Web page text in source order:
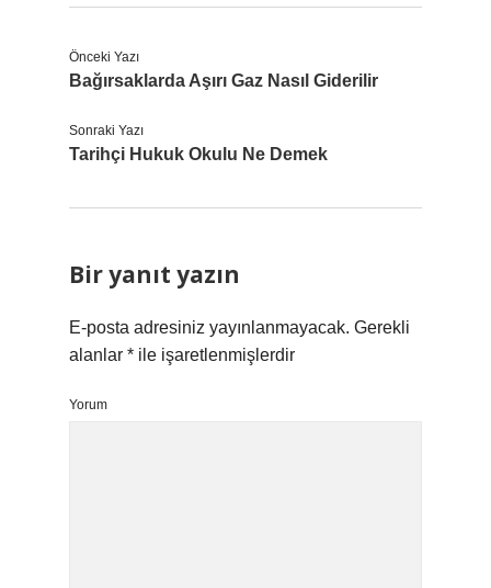
Önceki Yazı
Bağırsaklarda Aşırı Gaz Nasıl Giderilir
Sonraki Yazı
Tarihçi Hukuk Okulu Ne Demek
Bir yanıt yazın
E-posta adresiniz yayınlanmayacak. Gerekli
alanlar * ile işaretlenmişlerdir
Yorum